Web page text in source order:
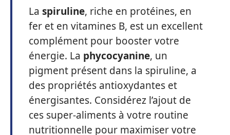
La spiruline, riche en protéines, en
fer et en vitamines B, est un excellent
complément pour booster votre
énergie. La phycocyanine, un
pigment présent dans la spiruline, a
des propriétés antioxydantes et
énergisantes. Considérez l’ajout de
ces super-aliments à votre routine
nutritionnelle pour maximiser votre